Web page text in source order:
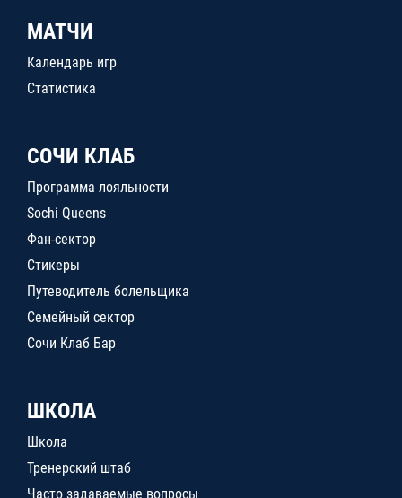
МАТЧИ
Календарь игр
Статистика
СОЧИ КЛАБ
Программа лояльности
Sochi Queens
Фан-сектор
Стикеры
Путеводитель болельщика
Семейный сектор
Сочи Клаб Бар
ШКОЛА
Школа
Тренерский штаб
Часто задаваемые вопросы